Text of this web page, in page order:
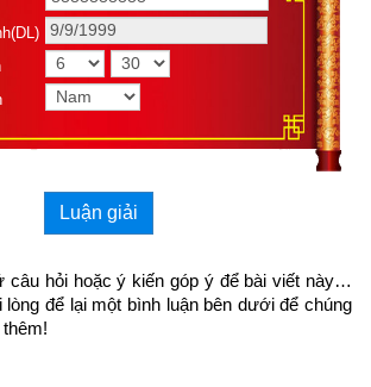
phường xấu ác
tiểu nhân.
lành
nhuần
Luận giải
câu hỏi hoặc ý kiến góp ý để bài viết này…
lòng để lại một bình luận bên dưới để chúng